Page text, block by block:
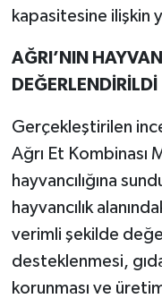
kapasitesine ilişkin
AĞRI’NIN
DEĞERLENDİRİLDİ
Gerçekleştirilen
Ağrı Et Kombinası
hayvancılığına
hayvancılık
verimli şekilde
desteklenmesi,
korunması ve